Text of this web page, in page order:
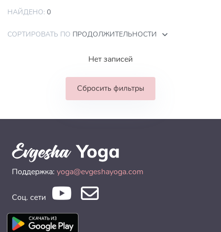
НАЙДЕНО: 0
СОРТИРОВАТЬ ПО ПРОДОЛЖИТЕЛЬНОСТИ
Нет записей
Сбросить фильтры
Поддержка: yoga@evgeshayoga.com
Соц. сети